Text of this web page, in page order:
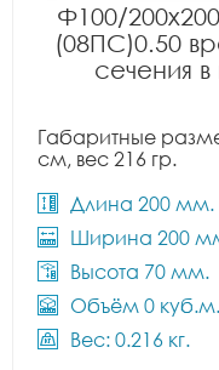
Ф100/
(08ПС)0.50
сечения
Габаритные
см, вес 216 гр.
Длина 200 мм.
Ширина 200
Высота 70 мм.
Объём 0 куб.м.
Вес: 0.216 кг.